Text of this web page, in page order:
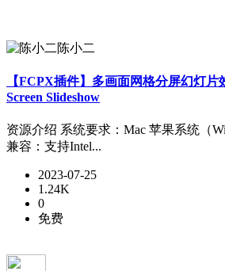
陈小二
【FCPX插件】多画面网格分屏幻灯
Screen Slideshow
资源介绍 系统要求：Mac 苹果系统（
兼容：支持Intel...
2023-07-25
1.24K
0
免费